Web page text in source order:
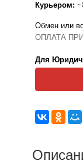
Курьером:
Обмен или
ОПЛАТА
Для